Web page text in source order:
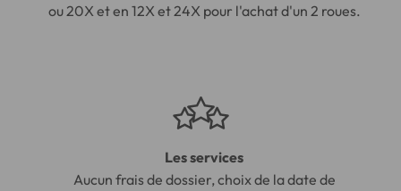
ou 20X et en 12X et 24X pour l'achat d'un 2 roues.
Les services
Aucun frais de dossier, choix de la date de